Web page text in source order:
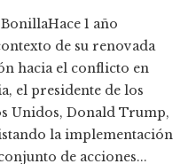
BonillaHace 1 año
de su renovada
hacia el conflicto en
el presidente de los
Unidos, Donald Trump,
la implementación
de acciones...